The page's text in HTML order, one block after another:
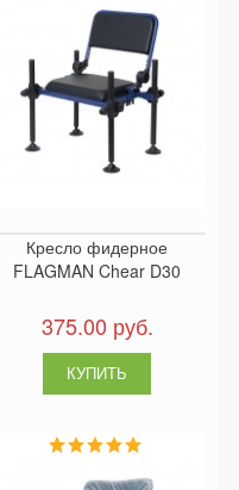
Кресло фидерное
FLAGMAN Chear D30
375.00 руб.